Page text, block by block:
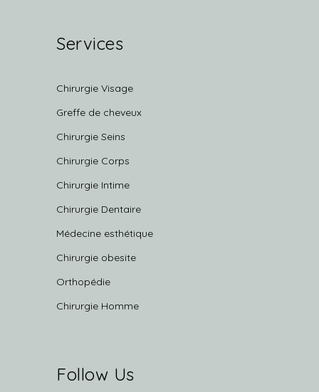
Services
Chirurgie Visage
Greffe de cheveux
Chirurgie Seins
Chirurgie Corps
Chirurgie Intime
Chirurgie Dentaire
Médecine esthétique
Chirurgie obesite
Orthopédie
Chirurgie Homme
Follow Us